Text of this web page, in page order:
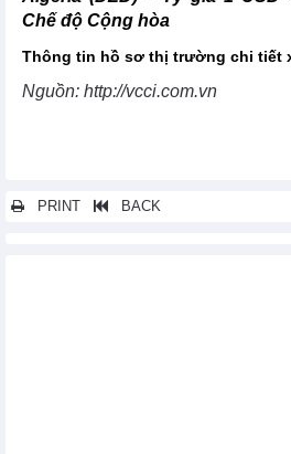
Chế độ Cộng hòa
Thông tin hồ sơ thị trường chi tiết
Nguồn: http://vcci.com.vn
PRINT BACK